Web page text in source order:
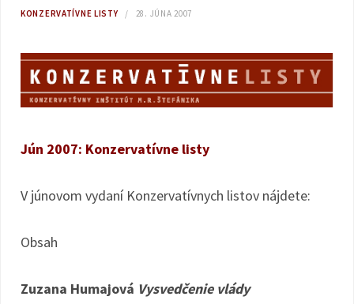
o b
KONZERVATÍVNE LISTY 28. JÚNA 2007
Jún 2007: Konzervatívne listy
V júnovom vydaní Konzervatívnych listov nájdete:
Obsah
Zuzana Humajová Vysvedčenie vlády